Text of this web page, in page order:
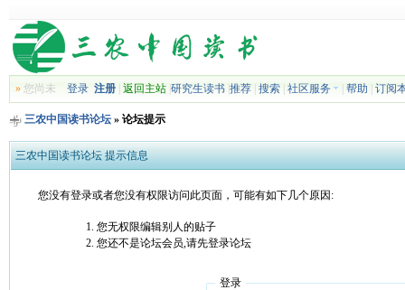
»您尚未 登录 注册| 返回主站| 研究生读书| 推荐| 搜索| 社区服务 帮助 订阅
三农中国读书论坛» 论坛提示
三农中国读书论坛 提示信息
您没有登录或者您没有权限访问此页面，可能有如下几个原因:
您无权限编辑别人的贴子
您还不是论坛会员,请先登录论坛
登录